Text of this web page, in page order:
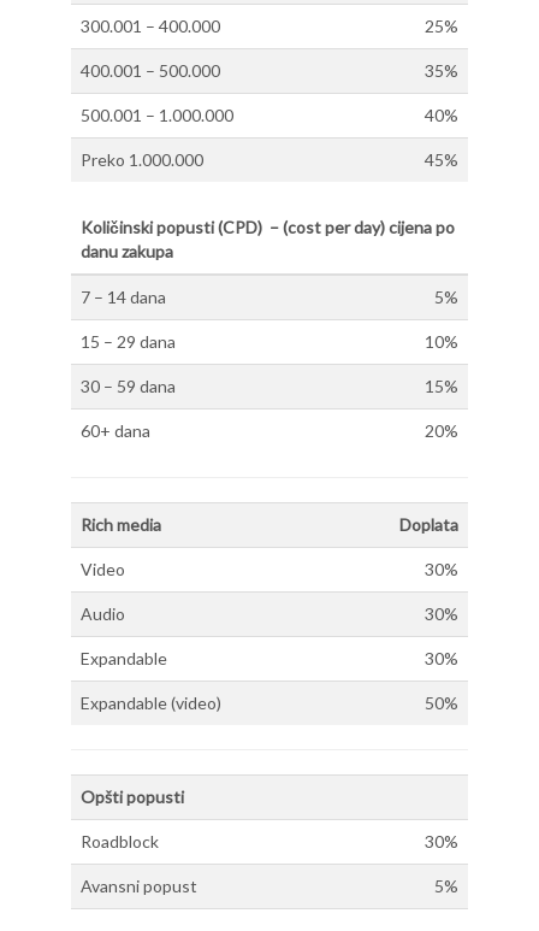
300.001 – 400.000 25%
400.001 – 500.000 35%
500.001 – 1.000.000 40%
Preko 1.000.000 45%
Količinski popusti (CPD) – (cost per day) cijena po
danu zakupa
7 – 14 dana 5%
15 – 29 dana 10%
30 – 59 dana 15%
60+ dana 20%
Rich media Doplata
Video 30%
Audio 30%
Expandable 30%
Expandable (video) 50%
Opšti popusti
Roadblock 30%
Avansni popust 5%